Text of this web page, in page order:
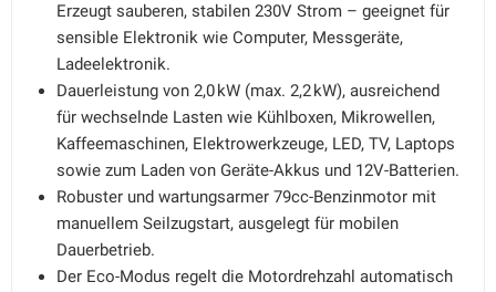
Erzeugt sauberen, stabilen 230V Strom – geeignet für
sensible Elektronik wie Computer, Messgeräte,
Ladeelektronik.
Dauerleistung von 2,0 kW (max. 2,2 kW), ausreichend
für wechselnde Lasten wie Kühlboxen, Mikrowellen,
Kaffeemaschinen, Elektrowerkzeuge, LED, TV, Laptops
sowie zum Laden von Geräte-Akkus und 12V-Batterien.
Robuster und wartungsarmer 79cc-Benzinmotor mit
manuellem Seilzugstart, ausgelegt für mobilen
Dauerbetrieb.
Der Eco-Modus regelt die Motordrehzahl automatisch